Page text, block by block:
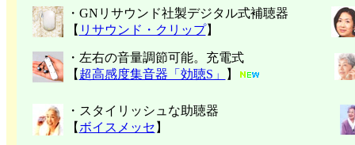
・GNリサウンド社製デジタル式補聴器
【 リサウンド・クリップ】
・左右の音量調節可能。充電式
【 超高感度集音器「効聴S」 】
・スタイリッシュな助聴器
【 ボイスメッセ 】